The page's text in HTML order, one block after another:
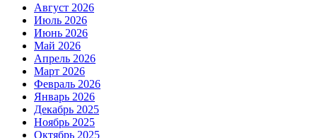
Август 2026
Июль 2026
Июнь 2026
Май 2026
Апрель 2026
Март 2026
Февраль 2026
Январь 2026
Декабрь 2025
Ноябрь 2025
Октябрь 2025